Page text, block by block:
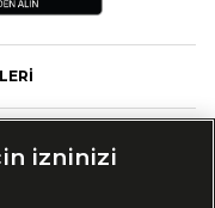
izninizi